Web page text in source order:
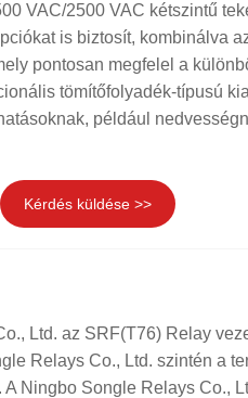
VAC/2500 VAC kétszintű
is biztosít, kombinálva
pontosan megfelel a
tömítőfolyadék-típusú
például
Kérdés küldése >>
Ltd. az SRF(T76) Relay
Relays Co., Ltd. szintén a
Ningbo Songle Relays Co.,